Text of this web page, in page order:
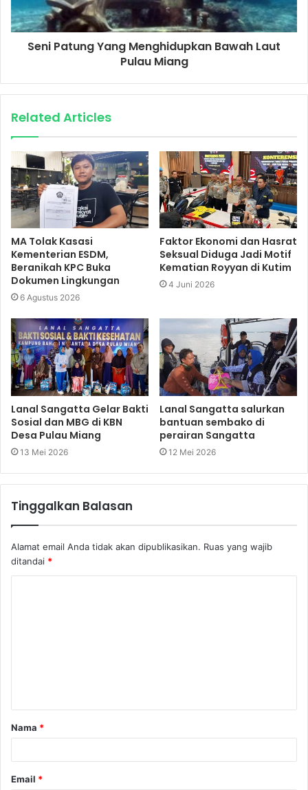
Seni Patung Yang Menghidupkan Bawah Laut
Pulau Miang
Related Articles
MA Tolak Kasasi
Kementerian ESDM,
Beranikah KPC Buka
Dokumen Lingkungan
6 Agustus 2026
Faktor Ekonomi dan Hasrat
Seksual Diduga Jadi Motif
Kematian Royyan di Kutim
4 Juni 2026
Lanal Sangatta Gelar Bakti
Sosial dan MBG di KBN
Desa Pulau Miang
13 Mei 2026
Lanal Sangatta salurkan
bantuan sembako di
perairan Sangatta
12 Mei 2026
Tinggalkan Balasan
Alamat email Anda tidak akan dipublikasikan. Ruas yang wajib
ditandai *
a
r
Nama *
Email *